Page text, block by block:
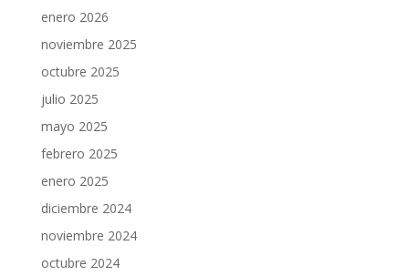
enero 2026
noviembre 2025
octubre 2025
julio 2025
mayo 2025
febrero 2025
enero 2025
diciembre 2024
noviembre 2024
octubre 2024